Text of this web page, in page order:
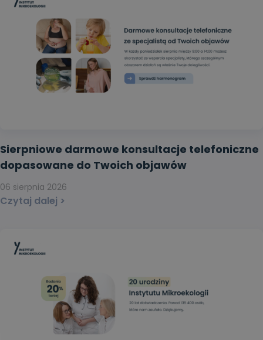
Sierpniowe darmowe konsultacje telefoniczne
dopasowane do Twoich objawów
Czytaj dalej >
06 sierpnia 2026